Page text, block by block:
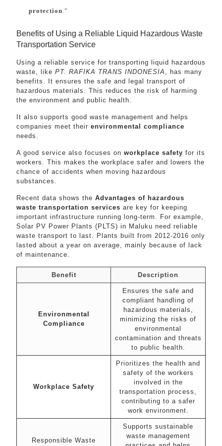
protection.”
Benefits of Using a Reliable Liquid Hazardous Waste
Transportation Service
Using a reliable service for transporting liquid hazardous
waste, like PT. RAFIKA TRANS INDONESIA , has many
benefits. It ensures the safe and legal transport of
hazardous materials. This reduces the risk of harming
the environment and public health.
It also supports good waste management and helps
companies meet their environmental compliance
needs.
A good service also focuses on workplace safety for its
workers. This makes the workplace safer and lowers the
chance of accidents when moving hazardous
substances.
Recent data shows the Advantages of hazardous
waste transportation services are key for keeping
important infrastructure running long-term. For example,
Solar PV Power Plants (PLTS) in Maluku need reliable
waste transport to last. Plants built from 2012-2016 only
lasted about a year on average, mainly because of lack
of maintenance.
Benefit Description
Environmental
Compliance
Ensures the safe and
compliant handling of
hazardous materials,
minimizing the risks of
environmental
contamination and threats
to public health.
Workplace Safety
Prioritizes the health and
safety of the workers
involved in the
transportation process,
contributing to a safer
work environment.
Responsible Waste
Supports sustainable
waste management